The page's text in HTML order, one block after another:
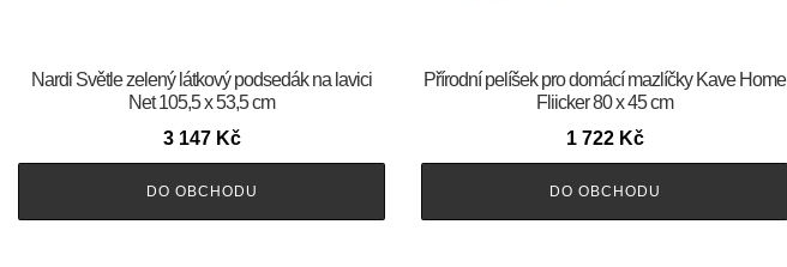
Nardi Světle zelený látkový podsedák na lavici
Net 105,5 x 53,5 cm
3 147 Kč
DO OBCHODU
Přírodní pelíšek pro domácí mazlíčky Kave Home
Fliicker 80 x 45 cm
1 722 Kč
DO OBCHODU